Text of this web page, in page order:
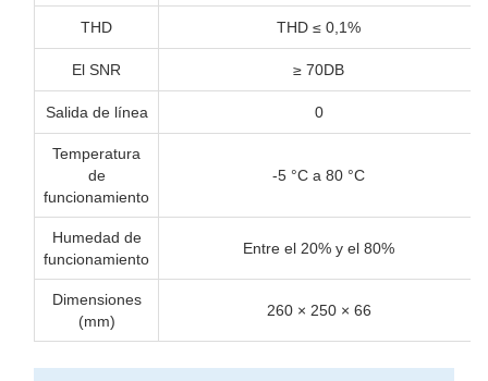
THD THD ≤ 0,1%
El SNR ≥ 70DB
Salida de línea 0
Temperatura
de
funcionamiento
-5 °C a 80 °C
Humedad de
funcionamiento
Entre el 20% y el 80%
Dimensiones
(mm)
260 × 250 × 66